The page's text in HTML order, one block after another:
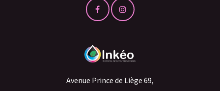
Avenue Prince de Liège 69,